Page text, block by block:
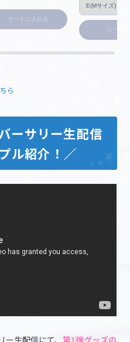
カートに入れる
ら
ーサリー生配信
ル紹介！／